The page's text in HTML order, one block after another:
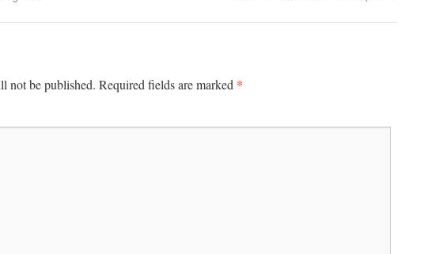
not be published. Required fields are marked *